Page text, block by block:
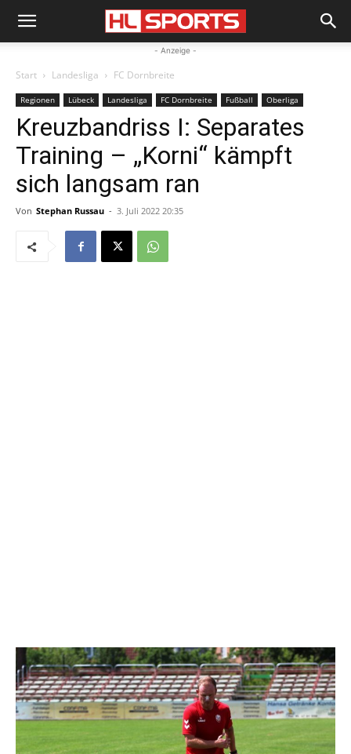
- Anzeige -
Start Landesliga FC Dornbreite
Regionen Lübeck Landesliga FC Dornbreite Fußball Oberliga
Kreuzbandriss I: Separates
Training – „Korni“ kämpft
sich langsam ran
Von Stephan Russau - 3. Juli 2022 20:35